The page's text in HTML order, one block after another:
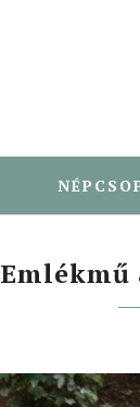
Emlékmű